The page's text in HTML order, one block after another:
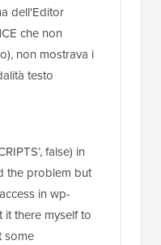
dell'Editor
che non
non mostrava i
testo
false) in
the problem but
in wp-
it there myself to
some